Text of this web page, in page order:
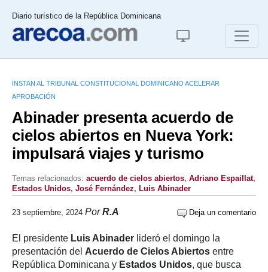
Diario turístico de la República Dominicana
INSTAN AL TRIBUNAL CONSTITUCIONAL DOMINICANO ACELERAR
APROBACIÓN
Abinader presenta acuerdo de
cielos abiertos en Nueva York:
impulsará viajes y turismo
Temas relacionados: acuerdo de cielos abiertos, Adriano Espaillat,
Estados Unidos, José Fernández, Luis Abinader
23 septiembre, 2024 PorR.A Deja un comentario
El presidente Luis Abinader lideró el domingo la
presentación del Acuerdo de Cielos Abiertos entre
República Dominicana y Estados Unidos, que busca